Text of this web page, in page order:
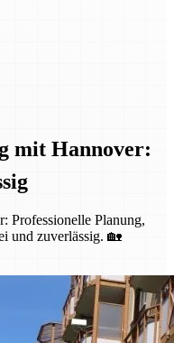
mit Hannover:
Professionelle Planung,
und zuverlässig. 🏡